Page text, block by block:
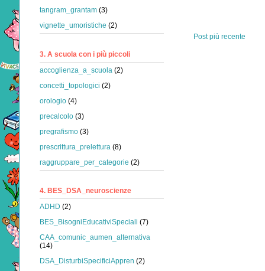
Post più recente
tangram_grantam (3)
vignette_umoristiche (2)
3. A scuola con i più piccoli
accoglienza_a_scuola (2)
concetti_topologici (2)
orologio (4)
precalcolo (3)
pregrafismo (3)
prescrittura_prelettura (8)
raggruppare_per_categorie (2)
4. BES_DSA_neuroscienze
ADHD (2)
BES_BisogniEducativiSpeciali (7)
CAA_comunic_aumen_alternativa
(14)
DSA_DisturbiSpecificiAppren (2)